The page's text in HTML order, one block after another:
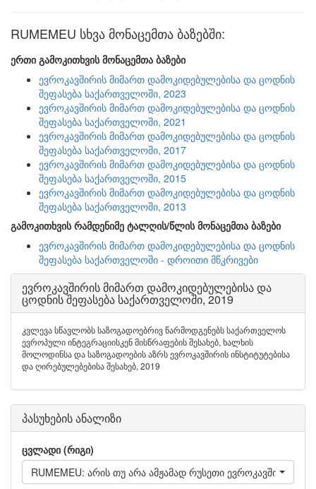
RUMEMEU სხვა მონაცემთა ბაზებში:
ერთი გამოკითხვის მონაცემთა ბაზები
ევროკავშირის მიმართ დამოკიდებულებისა და ცოდნის
შეფასება საქართველოში, 2023
ევროკავშირის მიმართ დამოკიდებულებისა და ცოდნის
შეფასება საქართველოში, 2021
ევროკავშირის მიმართ დამოკიდებულებისა და ცოდნის
შეფასება საქართველოში, 2017
ევროკავშირის მიმართ დამოკიდებულებისა და ცოდნის
შეფასება საქართველოში, 2015
ევროკავშირის მიმართ დამოკიდებულებისა და ცოდნის
შეფასება საქართველოში, 2013
გამოკითხვის რამდენიმე ტალღის/წლის მონაცემთა ბაზები
ევროკავშირის მიმართ დამოკიდებულებისა და ცოდნის
შეფასება საქართველოში - დროითი მწკრივები
ევროკავშირის მიმართ დამოკიდებულებისა და
ცოდნის შეფასება საქართველოში, 2019
კვლევა სწავლობს საზოგადოებრივ წარმოდგენებს საქართველოს
ევროპული ინტეგრაციისკენ მისწრაფების შესახებ, ხალხის
მოლოდინსა და საზოგადოების აზრს ევროკავშირის ინსტიტუტებისა
და ღირებულებებისა შესახებ, 2019
პასუხების ანალიზი
ცვლადი (რიგი)
RUMEMEU: არის თუ არა ამჟამად რუსეთი ევროკავშირის